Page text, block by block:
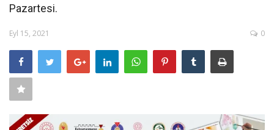
KÜLTÜR SANAT
SAĞLIK
FİRMA HABER
OTURUM AÇ
Pazartesi.
Eyl 15, 2021 0